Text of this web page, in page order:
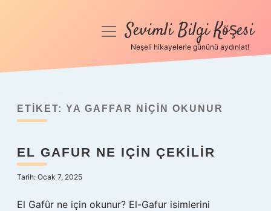
Anasayfa
Yasal Uyarı
Hakkımızda
menüyüSevimli Bilgi Köşesi
Neşeli hikayelerle gününü aydınlat!
ETIKET: YA GAFFAR NIÇIN OKUNUR
EL GAFUR NE IÇIN ÇEKILIR
Tarih: Ocak 7, 2025
El Gafûr ne için okunur? El-Gafur isimlerini